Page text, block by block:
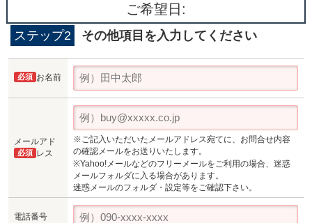
ご希望日:
ステップ2 その他項目を入力してください
お名前
必須
メールアド
レス
必須
※ご記入いただいたメールアドレス宛てに、お問合せ内容
の確認メールをお送りいたします。
※Yahoo!メールなどのフリーメールをご利用の場合、迷惑
メールフォルダに入る場合があります。
迷惑メールのフォルダ・設定等をご確認下さい。
電話番号